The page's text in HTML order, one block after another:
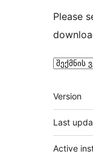
Please
მეტა
Version
Last
Active